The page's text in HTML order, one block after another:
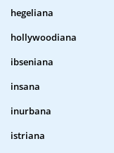
hegeliana
hollywoodiana
ibseniana
insana
inurbana
istriana